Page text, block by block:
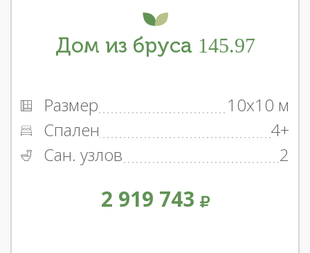
Дом из бруса 145.97
Размер
10x10 м
Спален
4+
Сан. узлов
2
2 919 743